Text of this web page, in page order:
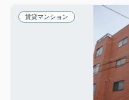
賃貸マンション